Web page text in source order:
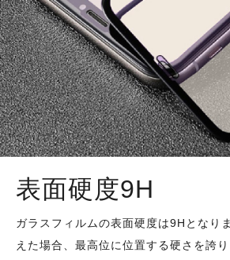
表面硬度9H
ガラスフィルムの表面硬度は9Hとなり
えた場合、最高位に位置する硬さを誇